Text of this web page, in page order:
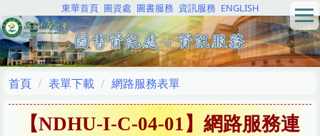
到
主
要
容
區
東華首頁 圖資處 圖書服務 資訊服務 ENGLISH
首頁 表單下載 網路服務表單
【NDHU-I-C-04-01】網路服務連